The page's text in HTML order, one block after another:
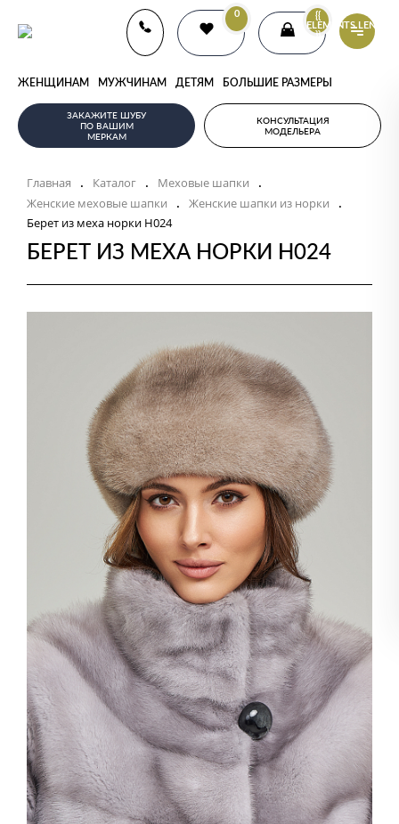
0
{{
ELEMENTS.LENGTH
}}
ЖЕНЩИНАМ МУЖЧИНАМ ДЕТЯМ БОЛЬШИЕ РАЗМЕРЫ
ЗАКАЖИТЕ ШУБУ
ПО ВАШИМ
МЕРКАМ
КОНСУЛЬТАЦИЯ
МОДЕЛЬЕРА
Главная . Каталог . Меховые шапки .
Женские меховые шапки . Женские шапки из норки .
Берет из меха норки Н024
БЕРЕТ ИЗ МЕХА НОРКИ Н024